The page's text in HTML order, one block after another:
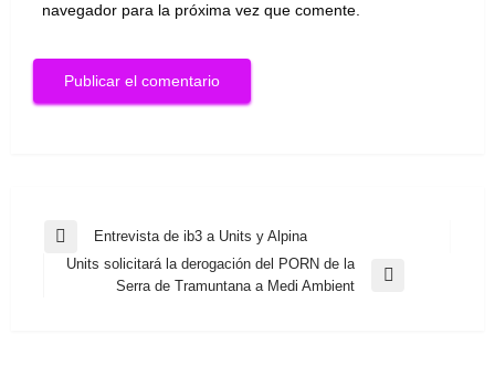
navegador para la próxima vez que comente.
Navegación
entradas
Entrada
anterior
Entrevista de ib3 a Units y Alpina
Units solicitará la derogación del PORN de la
Serra de Tramuntana a Medi Ambient